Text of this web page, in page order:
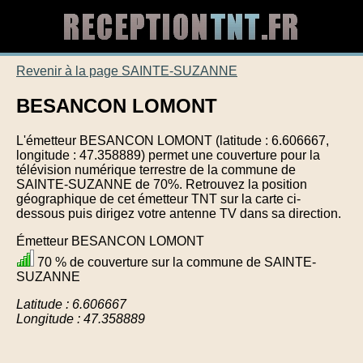
Revenir à la page SAINTE-SUZANNE
BESANCON LOMONT
L'émetteur BESANCON LOMONT (latitude : 6.606667,
longitude : 47.358889) permet une couverture pour la
télévision numérique terrestre de la commune de
SAINTE-SUZANNE de 70%. Retrouvez la position
géographique de cet émetteur TNT sur la carte ci-
dessous puis dirigez votre antenne TV dans sa direction.
Émetteur BESANCON LOMONT
70 % de couverture sur la commune de SAINTE-
SUZANNE
Latitude : 6.606667
Longitude : 47.358889